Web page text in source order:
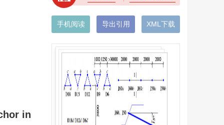
in
手机阅读 导出引用 XML下载